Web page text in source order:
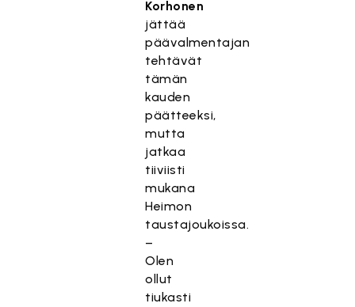
Korhonen
jättää
päävalmentajan
tehtävät
tämän
kauden
päätteeksi,
mutta
jatkaa
tiiviisti
mukana
Heimon
taustajoukoissa.
–
Olen
ollut
tiukasti